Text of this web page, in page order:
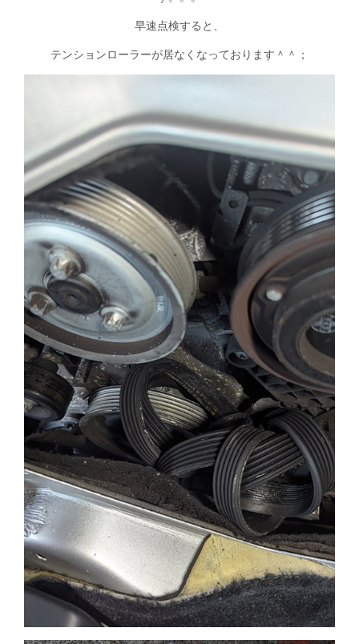
早速点検すると、
テンションローラーが居なくなっております＾＾；